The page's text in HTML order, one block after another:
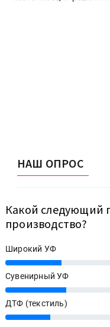
НАШ ОПРОС
Какой следующий
производство?
Широкий УФ
25%
Сувенирный УФ
27%
ДТФ (текстиль)
20%